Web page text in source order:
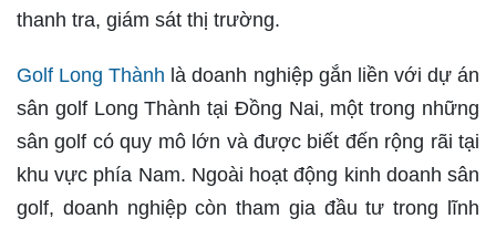
thanh tra, giám sát thị trường.
Golf Long Thành là doanh nghiệp gắn liền với dự án
sân golf Long Thành tại Đồng Nai, một trong những
sân golf có quy mô lớn và được biết đến rộng rãi tại
khu vực phía Nam. Ngoài hoạt động kinh doanh sân
golf, doanh nghiệp còn tham gia đầu tư trong lĩnh